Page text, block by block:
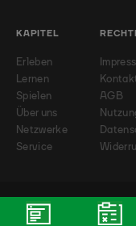
KAPITEL
Erleben
Lernen
Spielen
Über uns
Netzwerke
Service
AGB
© 2026 -